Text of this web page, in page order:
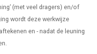
(met veel dragers) en/of
wordt deze werkwijze
en - nadat de leuning